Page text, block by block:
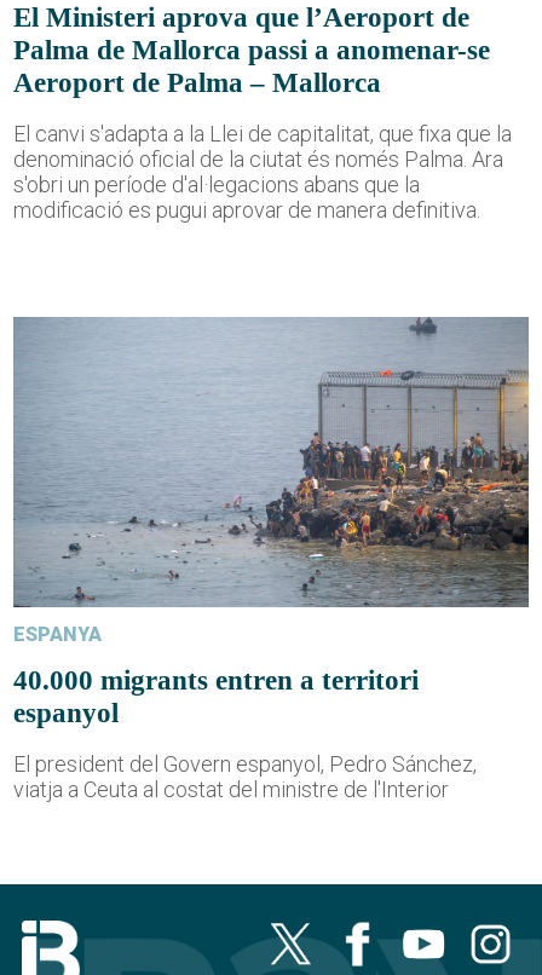
El Ministeri aprova que l’Aeroport de
Palma de Mallorca passi a anomenar-se
Aeroport de Palma – Mallorca
El canvi s'adapta a la Llei de capitalitat, que fixa que la
denominació oficial de la ciutat és només Palma. Ara
s'obri un període d'al·legacions abans que la
modificació es pugui aprovar de manera definitiva.
ESPANYA
40.000 migrants entren a territori
espanyol
El president del Govern espanyol, Pedro Sánchez,
viatja a Ceuta al costat del ministre de l'Interior